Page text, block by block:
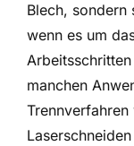
Blech, sondern
wenn es um
manchen
Trennverfahren